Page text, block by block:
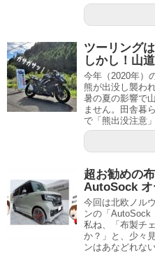
ツーリング
しかし！山
今年（2020年）
熊が出没し襲わ
暑の夏の影響で
ません。田舎暮
で「熊出没注意
超お勧めの
AutoSock オ
今回は北欧ノル
ンの「AutoSock
私ね、「布製チ
か？」と、少々
ンはあなどれな